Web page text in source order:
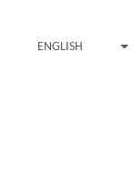
ENGLISH